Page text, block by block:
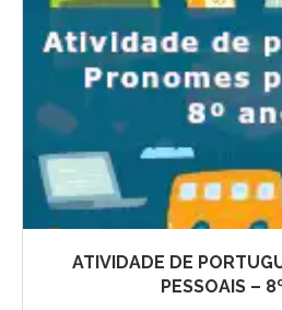
ATIVIDADE DE
PESSOAIS –